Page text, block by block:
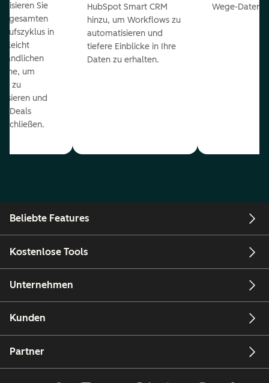
Sie
gesamten
in
leicht
um
zu
und
Deals
HubSpot Smart CRM
hinzu, um Workflows zu
automatisieren und
tiefere Einblicke in Ihre
Daten zu erhalten.
Wege-Daten-
Beliebte Features
Kostenlose Tools
Unternehmen
Kunden
Partner